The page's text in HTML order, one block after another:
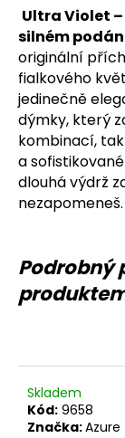
Ultra Violet
silném
originální
fialkového
jedinečně
dýmky, který
kombinací,
a
dlouhá výdrž
nezapomeneš.
Podrobný
Skladem
Kód: 9658
Značka:Azure
D
o
p
o
r
u
č
u
j
e
m